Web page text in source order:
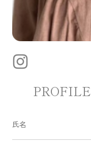
PROFILE
氏名